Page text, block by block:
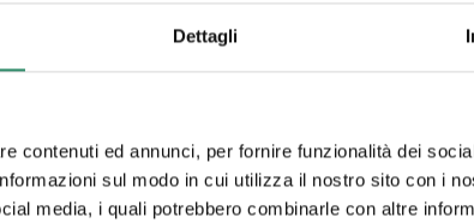
Dettagli
contenuti ed annunci, per fornire funzionalità dei
sul modo in cui utilizza il nostro sito con i
media, i quali potrebbero combinarle con altre